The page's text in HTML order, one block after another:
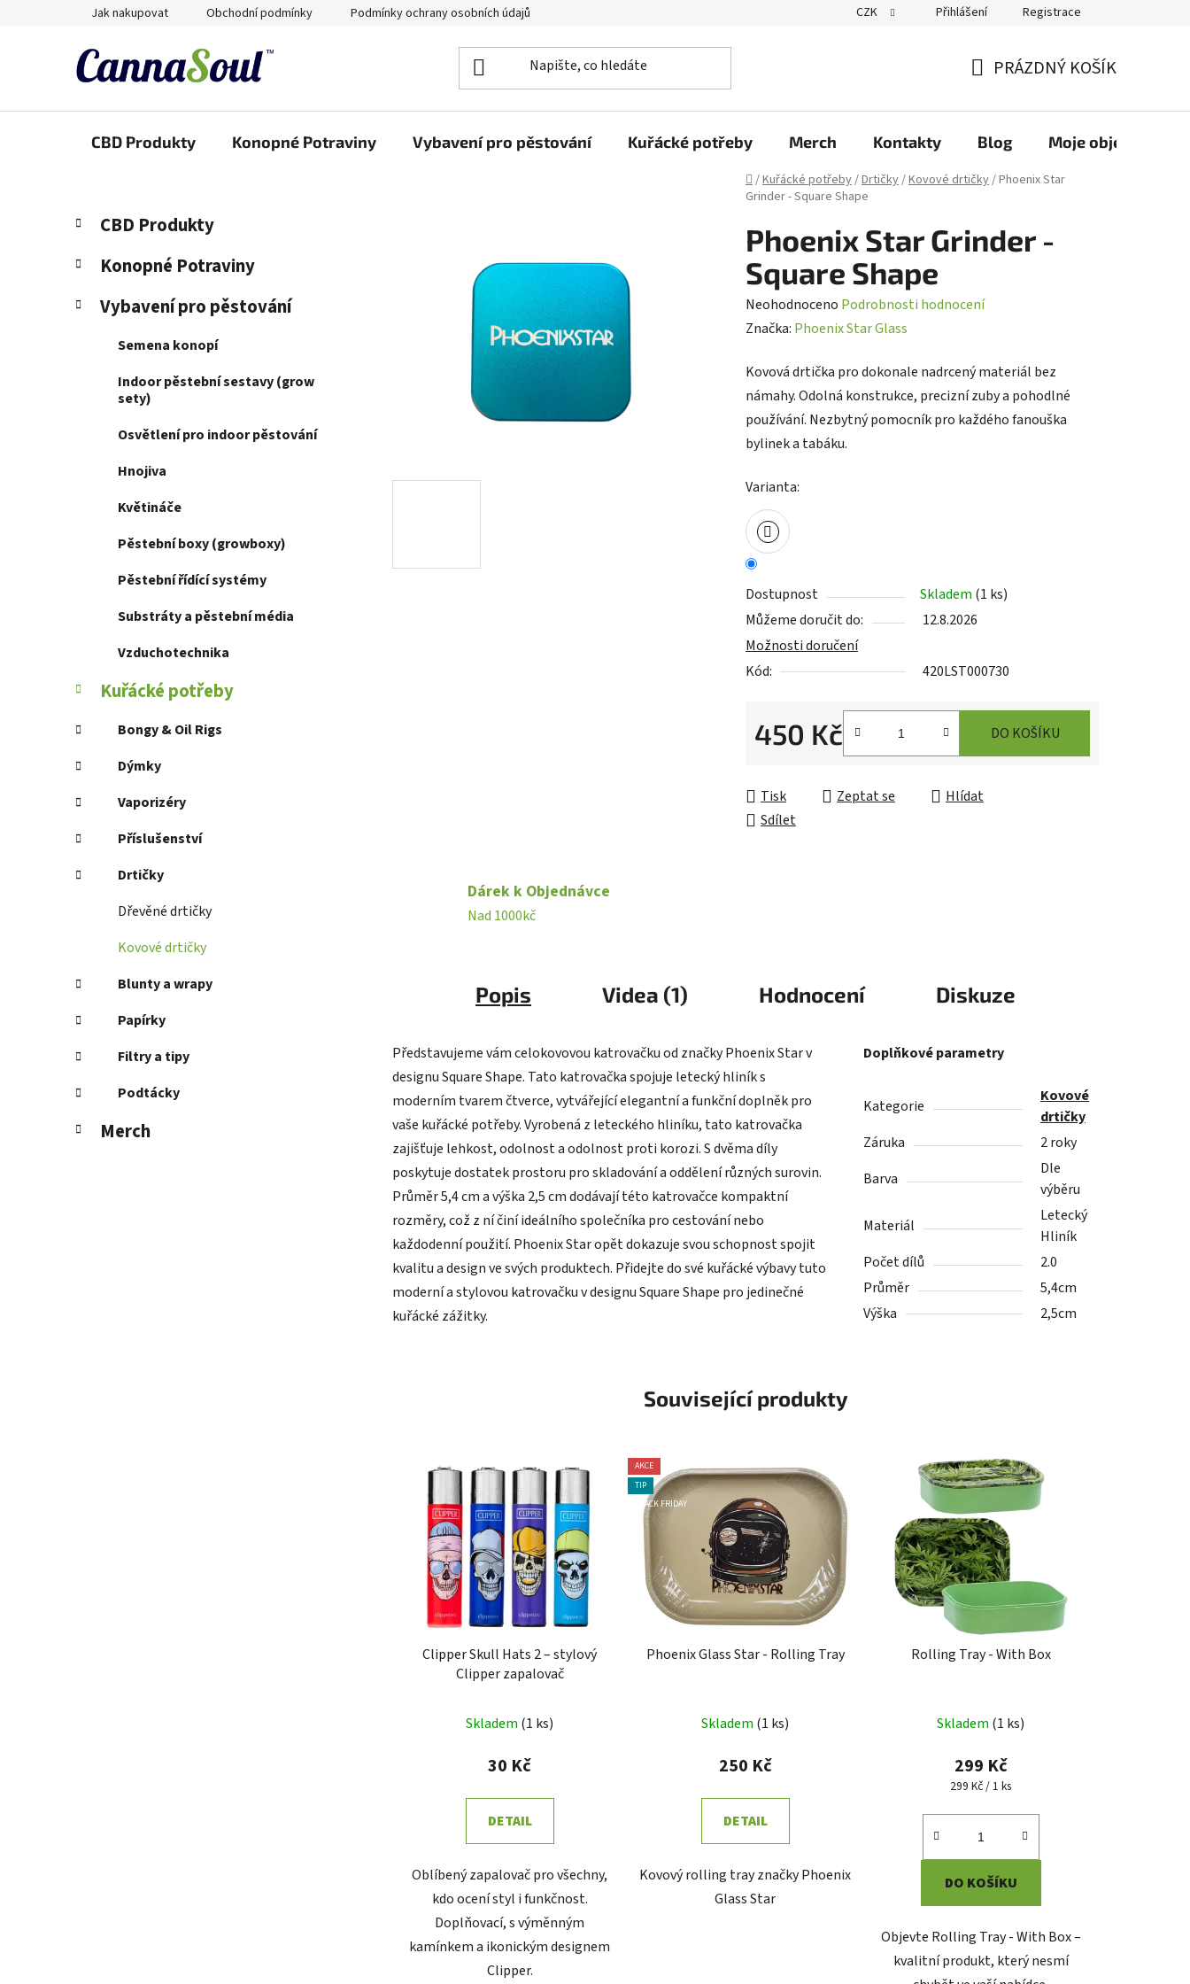
Jak nakupovat Obchodní podmínky Podmínky ochrany osobních údajů CZK Přihlášení Registrace
KOŠÍK
PRÁZDNÝ KOŠÍK
CBD Produkty Konopné Potraviny Vybavení pro pěstování Kuřácké potřeby Merch Kontakty Blog Moje objednávka
Domů
/Kuřácké potřeby/Drtičky/Kovové drtičky/Phoenix Star
Grinder - Square Shape
P
s
r
Přeskočit
kategorie
K
a
e
o
CBD Produkty
Konopné Potraviny
Vybavení pro pěstování
Semena konopí
Indoor pěstební sestavy (grow
sety)
Osvětlení pro indoor pěstování
Hnojiva
Květináče
Pěstební boxy (growboxy)
Pěstební řídící systémy
Substráty a pěstební média
Vzduchotechnika
Kuřácké potřeby
Bongy & Oil Rigs
Dýmky
Vaporizéry
Příslušenství
Drtičky
Dřevěné drtičky
Kovové drtičky
Blunty a wrapy
Papírky
Filtry a tipy
Podtácky
Merch
Phoenix Star Grinder -
Square Shape
Průměrné
hodnocení
je
0,0
z
5
Neohodnoceno Podrobnosti hodnocení
Značka: Phoenix Star Glass
Kovová drtička pro dokonale nadrcený materiál bez
námahy. Odolná konstrukce, precizní zuby a pohodlné
používání. Nezbytný pomocník pro každého fanouška
bylinek a tabáku.
Varianta:
Dostupnost Skladem (1 ks)
Můžeme doručit do:
12.8.2026
Možnosti doručení
Kód:
420LST000730
450 Kč DO KOŠÍKU
Tisk Zeptat se
Hlídat
Sdílet
Dárek k Objednávce
Nad 1000kč
Popis Videa (1) Hodnocení Diskuze
Představujeme vám celokovovou katrovačku od značky Phoenix Star v
designu Square Shape. Tato katrovačka spojuje letecký hliník s
moderním tvarem čtverce, vytvářející elegantní a funkční doplněk pro
vaše kuřácké potřeby. Vyrobená z leteckého hliníku, tato katrovačka
zajišťuje lehkost, odolnost a odolnost proti korozi. S dvěma díly
poskytuje dostatek prostoru pro skladování a oddělení různých surovin.
Průměr 5,4 cm a výška 2,5 cm dodávají této katrovačce kompaktní
rozměry, což z ní činí ideálního společníka pro cestování nebo
každodenní použití. Phoenix Star opět dokazuje svou schopnost spojit
kvalitu a design ve svých produktech. Přidejte do své kuřácké výbavy tuto
moderní a stylovou katrovačku v designu Square Shape pro jedinečné
kuřácké zážitky.
Doplňkové parametry
Kategorie
Kovové
drtičky
Záruka
2 roky
Barva
Dle
výběru
Materiál
Letecký
Hliník
Počet dílů
2.0
Průměr
5,4cm
Výška
2,5cm
Související produkty
Clipper Skull Hats 2 – stylový
Clipper zapalovač
Skladem (1 ks)
30 Kč
DETAIL
Oblíbený zapalovač pro všechny,
kdo ocení styl i funkčnost.
Doplňovací, s výměnným
kamínkem a ikonickým designem
Clipper.
AKCE
TIP
BLACK FRIDAY
Phoenix Glass Star - Rolling Tray
Skladem (1 ks)
250 Kč
DETAIL
Kovový rolling tray značky Phoenix
Glass Star
Rolling Tray - With Box
Skladem (1 ks)
299 Kč
Měrná
299 Kč / 1 ks
DO KOŠÍKU
Objevte Rolling Tray - With Box –
kvalitní produkt, který nesmí
Cannasoul Asistent